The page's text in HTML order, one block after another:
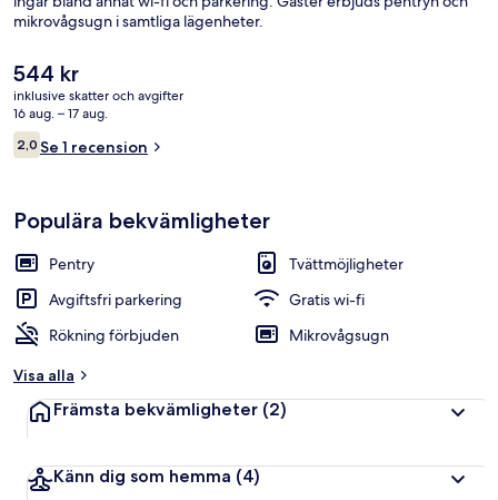
mikrovågsugn i samtliga lägenheter.
Det
nuvarande
priset
är
544 kr
544 kr
inklusive skatter och avgifter
16 aug. – 17 aug.
Recensioner
2,02,0 av 10,
Se 1 recension
Populära bekvämligheter
Pentry
Tvättmöjligheter
Avgiftsfri parkering
Gratis wi-fi
Rökning förbjuden
Mikrovågsugn
Visa alla
Främsta bekvämligheter (2)
Känn dig som hemma (4)